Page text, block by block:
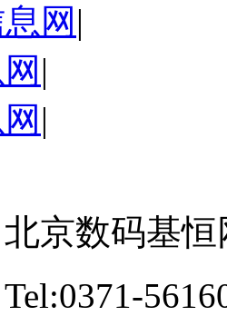
网 |
|
|
京数码基